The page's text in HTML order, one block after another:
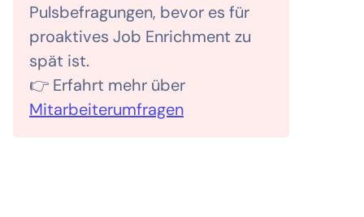
Pulsbefragungen, bevor es für
proaktives Job Enrichment zu
spät ist.
👉 Erfahrt mehr über
Mitarbeiterumfragen